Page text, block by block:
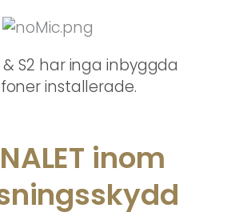
& S2 har inga inbyggda
installerade.
inom